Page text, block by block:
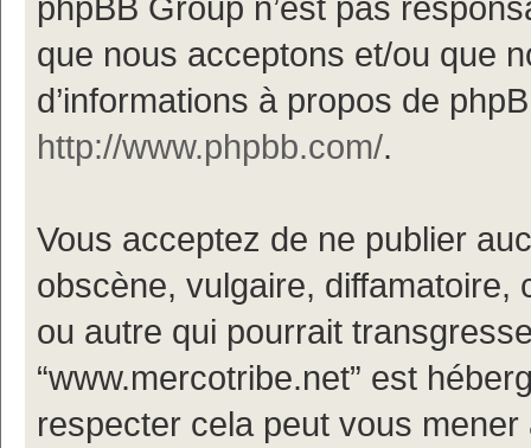
que nous acceptons et/ou que
d’informations à propos de
http://www.phpbb.com/.
Vous acceptez de ne publier
obscène, vulgaire, diffamatoire,
ou autre qui pourrait
“www.mercotribe.net” est
respecter cela peut vous